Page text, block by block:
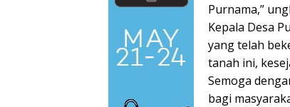
Purnama,”
Kepala Desa
yang telah
tanah ini,
Semoga
bagi